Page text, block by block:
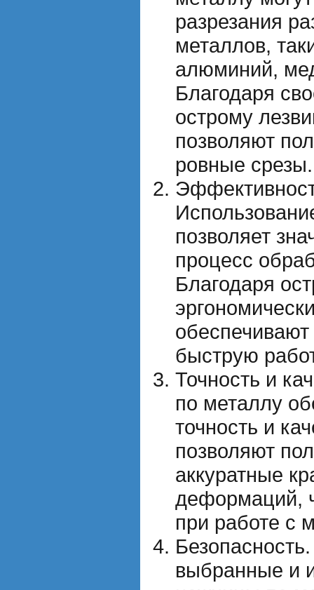
разрезания
металлов,
алюминий,
Благодаря
острому
позволяют
ровные срезы.
позволяет
процесс
Благодаря
быструю
Точность и
по металлу
точность и
позволяют
аккуратные
деформаций,
при работе с
выбранные и